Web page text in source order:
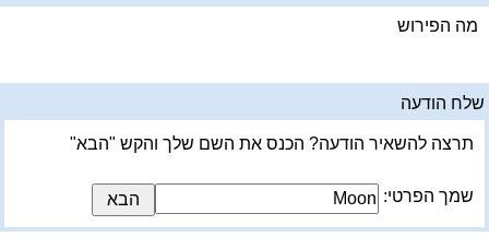
מה הפירוש
שלח הודעה
תרצה להשאיר הודעה? הכנס את השם שלך והקש "הבא"
שמך הפרטי: